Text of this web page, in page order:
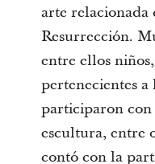
arte relacionada
Resurrección.
entre ellos
pertenecientes a
participaron con
escultura, entre
contó con la